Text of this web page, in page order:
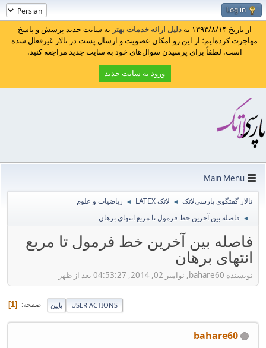
Log in
از تاریخ ۱۳۹۳/۸/۱۴ به دلیل ارائه خدمات بهتر به سایت جدید پرسش و پاسخ
مهاجرت کرده‌ایم؛ از این رو امکان عضویت و ارسال پست در تالار غیرفعال شده
است. لطفاً برای پرسیدن سوال‌های خود به سایت جدید مراجعه کنید.
ورود به سایت جدید
Main Menu
تالار گفتگوی پارسی‌لاتک ◄ لاتک LATEX ◄ ریاضیات و علوم
◄ فاصله بین آخرین خط فرمول تا مربع انتهای برهان
فاصله بین آخرین خط فرمول تا مربع
انتهای برهان
نویسنده bahare60, نوامبر 02, 2014, 04:53:27 بعد از ظهر
پایین صفحه 1 USER ACTIONS
bahare60